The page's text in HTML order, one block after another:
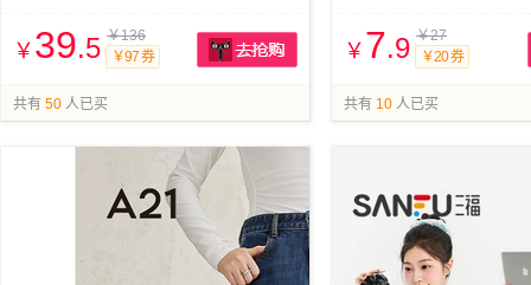
￥ 39.5 ￥136
￥97 券
共有 50 人已买
￥ 7.9 ￥27
￥20 券
共有 10 人已买